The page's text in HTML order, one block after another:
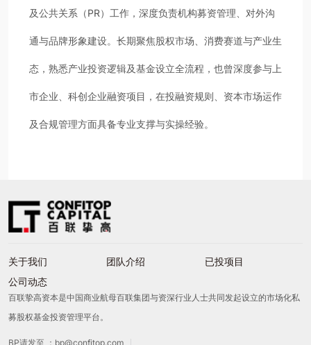
及公共关系（PR）工作，深度负责机构募资管理、对外沟
通与品牌形象建设。长期聚焦股权市场、消费赛道与产业生
态，熟悉产业投资逻辑及基金设立全流程，也曾深度参与上
市企业、科创企业融资项目，在投融资规则、资本市场运作
及合规管理方面具备专业支撑与实操经验。
关于我们 团队介绍
已投项目
公司动态
百联挚高资本是中国商业航母百联集团与资深行业人士共同发起设立的市场化私
募股权基金投资管理平台。
BP请发至 ：bp@confitop.com